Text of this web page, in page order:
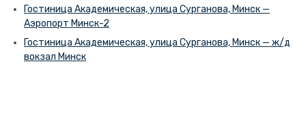
Гостиница Академическая, улица Сурганова, Минск —
Аэропорт Минск-2
Гостиница Академическая, улица Сурганова, Минск — ж/д
вокзал Минск